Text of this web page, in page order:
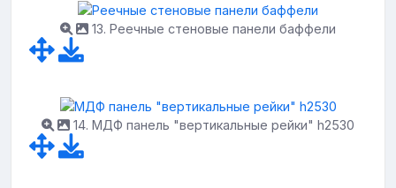
13. Реечные стеновые панели баффели
14. МДФ панель "вертикальные рейки" h2530